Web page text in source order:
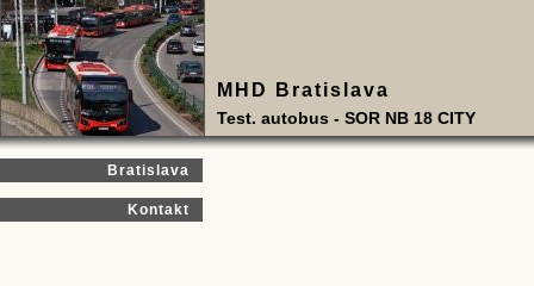
MHD Bratislava
Test. autobus - SOR NB 18 CITY
Bratislava
Kontakt